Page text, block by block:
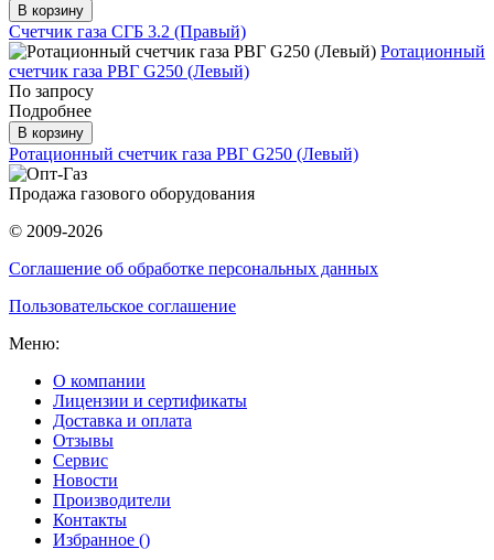
В корзину
Счетчик газа СГБ 3.2 (Правый)
Ротационный
счетчик газа РВГ G250 (Левый)
По запросу
Подробнее
В корзину
Ротационный счетчик газа РВГ G250 (Левый)
Продажа газового оборудования
© 2009-2026
Соглашение об обработке персональных данных
Пользовательское соглашение
Меню:
О компании
Лицензии и сертификаты
Доставка и оплата
Отзывы
Сервис
Новости
Производители
Контакты
Избранное ()